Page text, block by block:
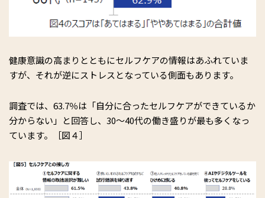
健康意識の高まりとともにセルフケアの情報はあふれていま
すが、それが逆にストレスとなっている側面もあります。
調査では、63.7％は「自分に合ったセルフケアができているか
分からない」と回答し、30～40代の働き盛りが最も多くなっ
ています。［図４］